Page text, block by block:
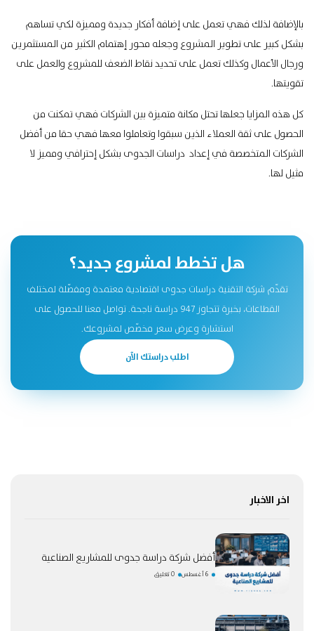
بالإضافة لذلك فهي تعمل على إضافة أفكار جديدة ومميزة لكي تساهم
بشكل كبير على تطوير المشروع وجعله محور إهتمام الكثير من المستثمرين
ورجال الأعمال وكذلك تعمل على تحديد نقاط الضعف للمشروع والعمل على
تقويتها.
كل هذه المزايا جعلها تحتل مكانة متميزة بين الشركات فهي تمكنت من
الحصول على ثقة العملاء الذين سبقوا وتعاملوا معها فهي حقا من أفضل
الشركات المتخصصة في إعداد دراسات الجدوى بشكل إحترافي ومميز لا
مثيل لها.
هل تخطط لمشروع جديد؟
تقدّم شركة التقنية دراسات جدوى اقتصادية معتمدة ومفصّلة لمختلف
القطاعات، بخبرة تتجاوز 947 دراسة ناجحة. تواصل معنا للحصول على
استشارة وعرض سعر مخصّص لمشروعك.
اطلب دراستك الآن
اخر الاخبار
أفضل شركة دراسة جدوى للمشاريع الصناعية
6 أغسطس 0 تعليق